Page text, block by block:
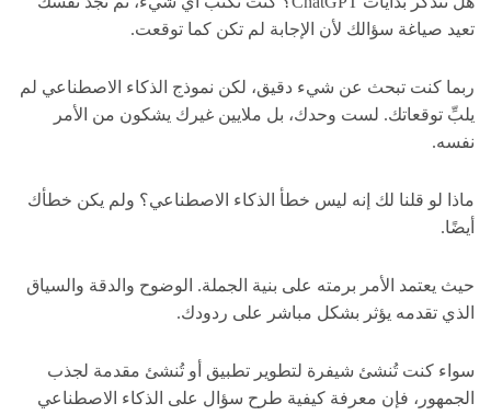
تعيد صياغة سؤالك لأن الإجابة لم تكن كما توقعت.
ربما كنت تبحث عن شيء دقيق، لكن نموذج الذكاء الاصطناعي لم
يلبِّ توقعاتك. لست وحدك، بل ملايين غيرك يشكون من الأمر
نفسه.
ماذا لو قلنا لك إنه ليس خطأ الذكاء الاصطناعي؟ ولم يكن خطأك
أيضًا.
حيث يعتمد الأمر برمته على بنية الجملة. الوضوح والدقة والسياق
الذي تقدمه يؤثر بشكل مباشر على ردودك.
سواء كنت تُنشئ شيفرة لتطوير تطبيق أو تُنشئ مقدمة لجذب
الجمهور، فإن معرفة كيفية طرح سؤال على الذكاء الاصطناعي